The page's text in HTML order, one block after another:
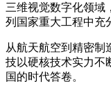
三维视觉数字化领域
列国家重大工程中充
从航天航空到精密制
技以硬核技术实力不
国的时代答卷。